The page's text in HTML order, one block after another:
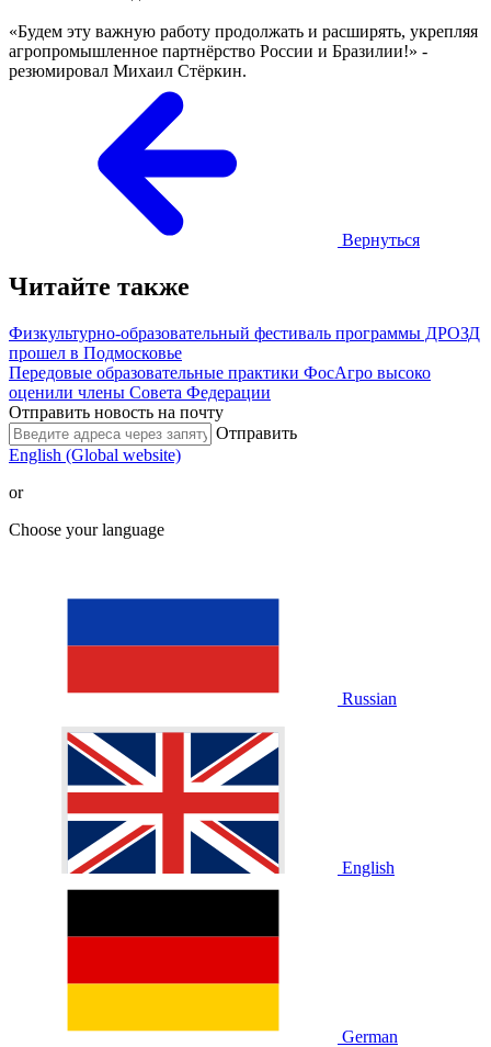
«Будем эту важную работу продолжать и расширять, укрепляя
агропромышленное партнёрство России и Бразилии!» -
резюмировал Михаил Стёркин.
Вернуться
Читайте также
Физкультурно-образовательный фестиваль программы ДРОЗД
прошел в Подмосковье
Передовые образовательные практики ФосАгро высоко
оценили члены Совета Федерации
Отправить новость на почту
Отправить
English (Global website)
or
Choose your language
Russian
English
German